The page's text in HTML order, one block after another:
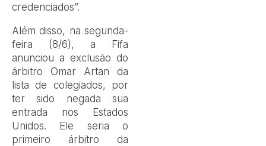
credenciados”.
Além disso, na segunda-
feira (8/6), a Fifa
anunciou a exclusão do
árbitro Omar Artan da
lista de colegiados, por
ter sido negada sua
entrada nos Estados
Unidos. Ele seria o
primeiro árbitro da